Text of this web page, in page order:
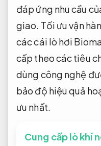
đáp ứng nhu cầu
giao. Tối ưu vận
các cái lò hơi
cấp theo các tiêu
dùng công nghệ
bảo độ hiệu quả
ưu nhất.
Cung cấp lò khí